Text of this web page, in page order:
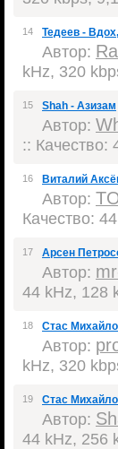
14 Тедеев -
Автор:
kHz, 320
15 Shah - Азизам
Автор:
::
16 Виталий
Автор:
Качество:
17 Арсен
Автор:
44 kHz, 128
18 Стас
Автор:
kHz, 320
19 Стас
Автор:
44 kHz, 256